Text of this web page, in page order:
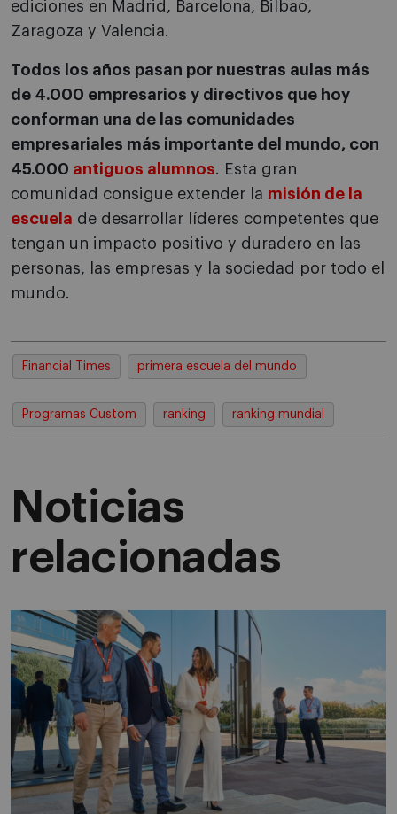
ediciones en Madrid, Barcelona, Bilbao,
Zaragoza y Valencia.
Todos los años pasan por nuestras aulas más
de 4.000 empresarios y directivos que hoy
conforman una de las comunidades
empresariales más importante del mundo, con
45.000 antiguos alumnos. Esta gran
comunidad consigue extender la misión de la
escuela de desarrollar líderes competentes que
tengan un impacto positivo y duradero en las
personas, las empresas y la sociedad por todo el
mundo.
Financial Times primera escuela del mundo
Programas Custom ranking ranking mundial
Noticias
relacionadas